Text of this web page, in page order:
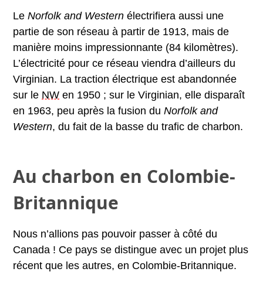
Le Norfolk and Western électrifiera aussi une
partie de son réseau à partir de 1913, mais de
manière moins impressionnante (84 kilomètres).
L’électricité pour ce réseau viendra d’ailleurs du
Virginian. La traction électrique est abandonnée
sur le NW en 1950 ; sur le Virginian, elle disparaît
en 1963, peu après la fusion du Norfolk and
Western, du fait de la basse du trafic de charbon.
Au charbon en Colombie-
Britannique
Nous n’allions pas pouvoir passer à côté du
Canada ! Ce pays se distingue avec un projet plus
récent que les autres, en Colombie-Britannique.